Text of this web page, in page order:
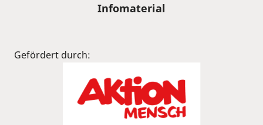
Infomaterial
Gefördert durch: